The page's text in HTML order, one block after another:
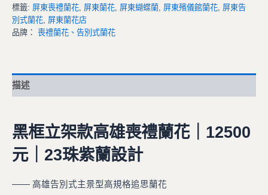
標籤: 屏東喪禮蘭花 屏東蘭花 屏東蝴蝶蘭 屏東殯儀館蘭花 屏東告
別式蘭花 屏東蘭花店
品牌： 喪禮蘭花、告別式蘭花
描述
黑框立架款高雄喪禮蘭花｜12500
元｜23珠紫蘭設計
—— 高雄告別式主景型高規格追思蘭花